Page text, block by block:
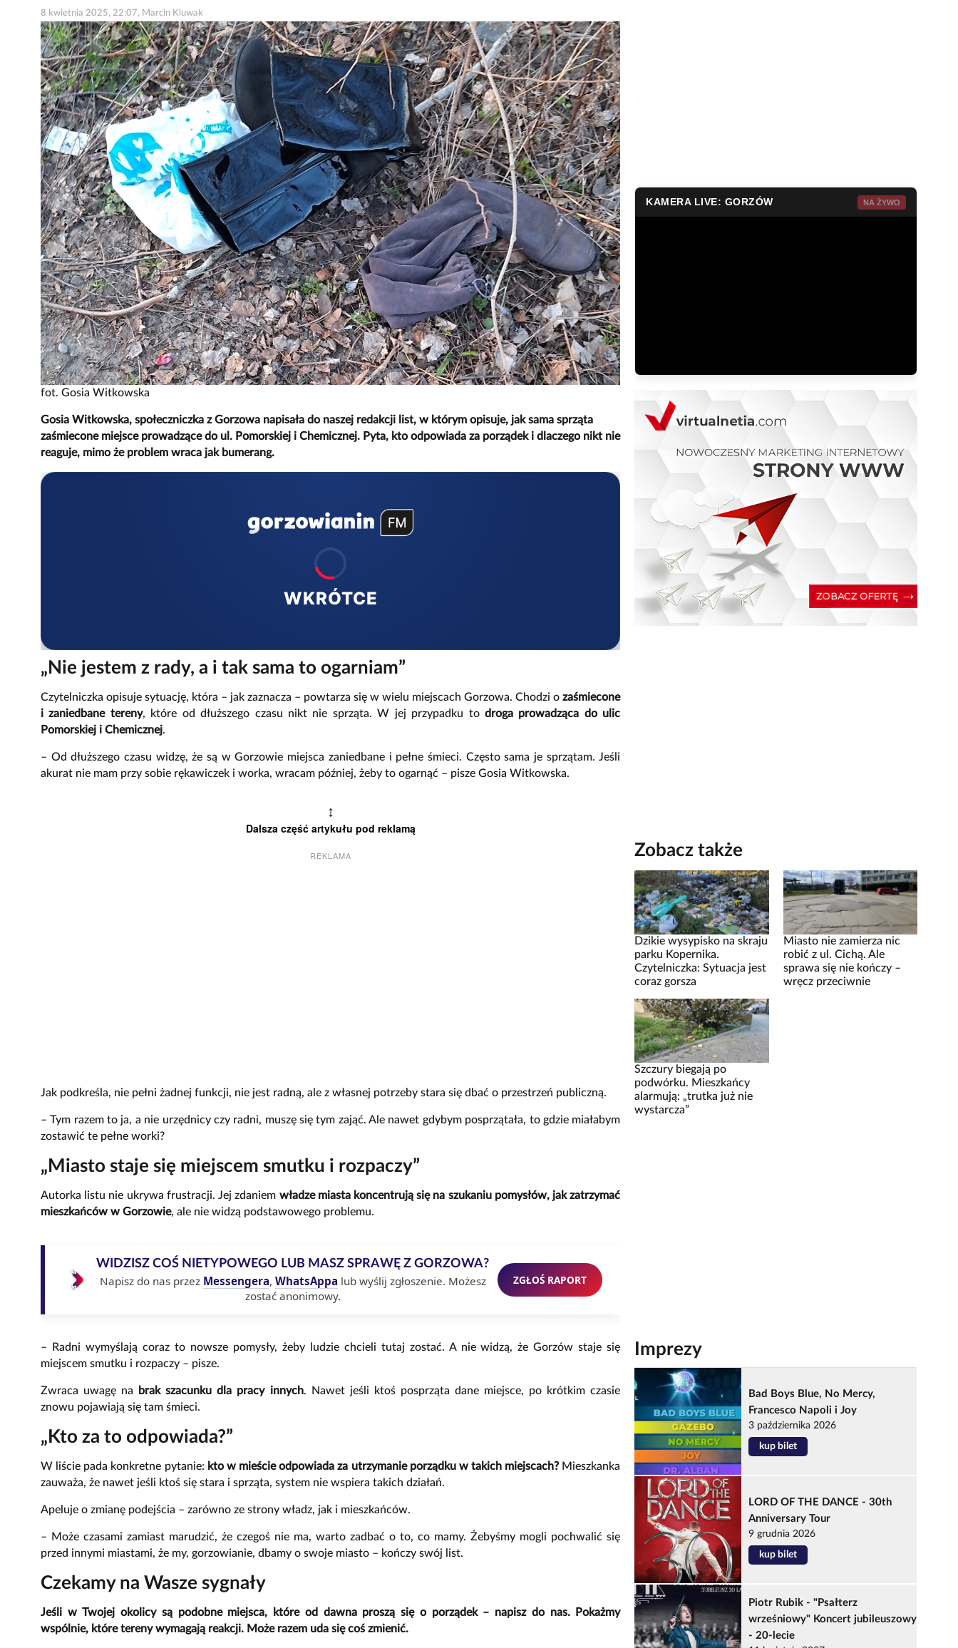
8 kwietnia 2025, 22:07, Marcin Kluwak
fot. Gosia Witkowska
Gosia Witkowska, społeczniczka z Gorzowa napisała do naszej redakcji list, w którym opisuje, jak sama sprząta
zaśmiecone miejsce prowadzące do ul. Pomorskiej i Chemicznej. Pyta, kto odpowiada za porządek i dlaczego nikt nie
reaguje, mimo że problem wraca jak bumerang.
WKRÓTCE
„Nie jestem z rady, a i tak sama to ogarniam”
Czytelniczka opisuje sytuację, która – jak zaznacza – powtarza się w wielu miejscach Gorzowa. Chodzi ozaśmiecone
i zaniedbane tereny, które od dłuższego czasu nikt nie sprząta. W jej przypadku todroga prowadząca do ulic
Pomorskiej i Chemicznej.
– Od dłuższego czasu widzę, że są w Gorzowie miejsca zaniedbane i pełne śmieci. Często sama je sprzątam. Jeśli
akurat nie mam przy sobie rękawiczek i worka, wracam później, żeby to ogarnąć – pisze Gosia Witkowska.
↕
Dalsza część artykułu pod reklamą
REKLAMA
Jak podkreśla, nie pełni żadnej funkcji, nie jest radną, ale z własnej potrzeby stara się dbać o przestrzeń publiczną.
– Tym razem to ja, a nie urzędnicy czy radni, muszę się tym zająć. Ale nawet gdybym posprzątała, to gdzie miałabym
zostawić te pełne worki?
„Miasto staje się miejscem smutku i rozpaczy”
Autorka listu nie ukrywa frustracji. Jej zdaniem władze miasta koncentrują się na szukaniu pomysłów, jak zatrzymać
mieszkańców w Gorzowie, ale nie widzą podstawowego problemu.
WIDZISZ COŚ NIETYPOWEGO LUB MASZ SPRAWĘ Z GORZOWA?
Napisz do nas przez Messengera, WhatsAppa lub wyślij zgłoszenie. Możesz
zostać anonimowy.
ZGŁOŚ RAPORT
– Radni wymyślają coraz to nowsze pomysły, żeby ludzie chcieli tutaj zostać. A nie widzą, że Gorzów staje się
miejscem smutku i rozpaczy – pisze.
Zwraca uwagę na brak szacunku dla pracy innych. Nawet jeśli ktoś posprząta dane miejsce, po krótkim czasie
znowu pojawiają się tam śmieci.
„Kto za to odpowiada?”
W liście pada konkretne pytanie: kto w mieście odpowiada za utrzymanie porządku w takich miejscach?Mieszkanka
zauważa, że nawet jeśli ktoś się stara i sprząta, system nie wspiera takich działań.
Apeluje o zmianę podejścia – zarówno ze strony władz, jak i mieszkańców.
– Może czasami zamiast marudzić, że czegoś nie ma, warto zadbać o to, co mamy. Żebyśmy mogli pochwalić się
przed innymi miastami, że my, gorzowianie, dbamy o swoje miasto – kończy swój list.
Czekamy na Wasze sygnały
Jeśli w Twojej okolicy są podobne miejsca, które od dawna proszą się o porządek – napisz do nas. Pokażmy
wspólnie, które tereny wymagają reakcji. Może razem uda się coś zmienić.
KAMERA LIVE: GORZÓW NA ŻYWO
Zobacz także
Dzikie wysypisko na skraju
parku Kopernika.
Czytelniczka: Sytuacja jest
coraz gorsza
Miasto nie zamierza nic
robić z ul. Cichą. Ale
sprawa się nie kończy –
wręcz przeciwnie
Szczury biegają po
podwórku. Mieszkańcy
alarmują: „trutka już nie
wystarcza”
Imprezy
Bad Boys Blue, No Mercy,
Francesco Napoli i Joy
3 października 2026
kup bilet
LORD OF THE DANCE - 30th
Anniversary Tour
9 grudnia 2026
kup bilet
Piotr Rubik - "Psałterz
wrześniowy" Koncert jubileuszowy
- 20-lecie